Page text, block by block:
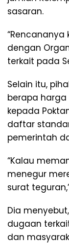
sasaran.
“Rencananya
dengan
terkait pada
Selain itu,
berapa harga
kepada
daftar
pemerintah
“Kalau
menegur
surat
Dia
dugaan
dan